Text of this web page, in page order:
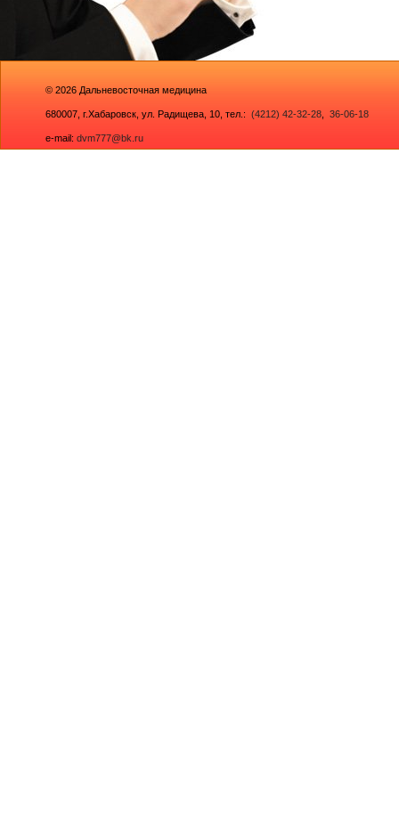
© 2026 Дальневосточная медицина
680007, г.Хабаровск, ул. Радищева, 10 , тел.: (4212) 42-32-28 36-06-18
e-mail: dvm777@bk.ru